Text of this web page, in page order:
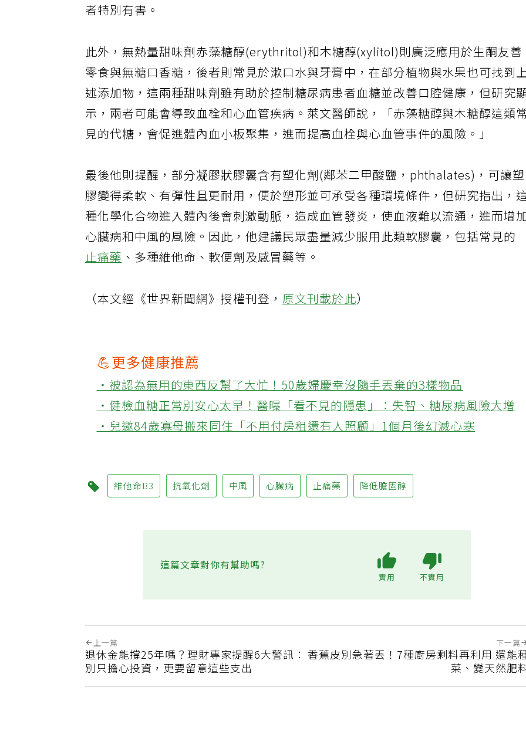
者特別有害。
此外，無熱量甜味劑赤藻糖醇(erythritol)和木糖醇(xylitol)則廣泛應用於生酮友善
零食與無糖口香糖，後者則常見於漱口水與牙膏中，在部分植物與水果也可找到
述添加物，這兩種甜味劑雖有助於控制糖尿病患者血糖並改善口腔健康，但研究
示，兩者可能會導致血栓和心血管疾病。萊文醫師說，「赤藻糖醇與木糖醇這類常
見的代糖，會促進體內血小板聚集，進而提高血栓與心血管事件的風險。」
最後他則提醒，部分凝膠狀膠囊含有塑化劑(鄰苯二甲酸鹽，phthalates)，可讓塑
膠變得柔軟、有彈性且更耐用，便於塑形並可承受各種環境條件，但研究指出，
種化學化合物進入體內後會刺激動脈，造成血管發炎，使血液難以流通，進而增
心臟病和中風的風險。因此，他建議民眾盡量減少服用此類軟膠囊，包括常見的
止痛藥 、多種維他命、軟便劑及感冒藥等。
（本文經《世界新聞網》授權刊登，原文刊載於此）
💪更多健康推薦
‧被認為無用的東西反幫了大忙！50歲婦慶幸沒隨手丟棄的3樣物品
‧健檢血糖正常別安心太早！醫曝「看不見的隱患」：失智、糖尿病風險大增
‧兒邀84歲寡母搬來同住「不用付房租還有人照顧」1個月後幻滅心寒
維他命B3 抗氧化劑 中風 心臟病 止痛藥 降低膽固醇
上一篇
退休金能撐25年嗎？理財專家提醒6大警訊：
別只擔心投資，更要留意這些支出
下一篇
香蕉皮別急著丟！7種廚房剩料再利用 還能
菜、變天然肥料